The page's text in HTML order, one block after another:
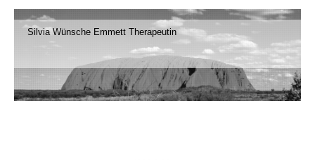
Silvia Wünsche Emmett Therapeutin